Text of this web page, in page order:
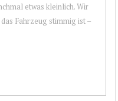
etwas kleinlich. Wir
Fahrzeug stimmig ist –